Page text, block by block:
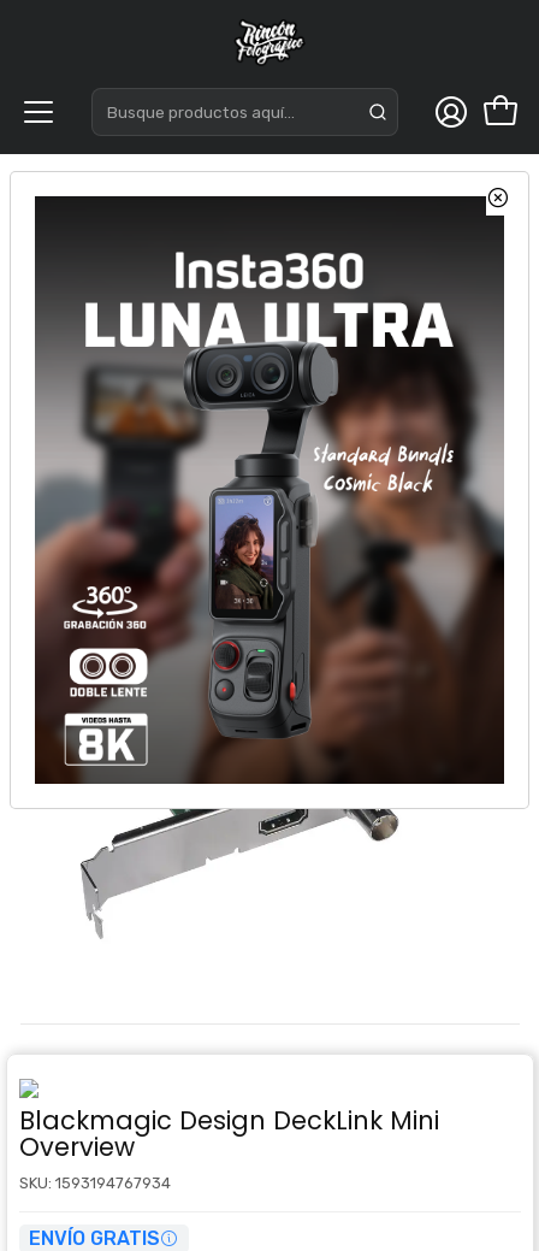
Inicio Accesorios
Switch y capturadoras
Blackmagic Design DeckLink Mini Overview
Blackmagic Design DeckLink Mini
Overview
SKU: 1593194767934
ENVÍO GRATIS